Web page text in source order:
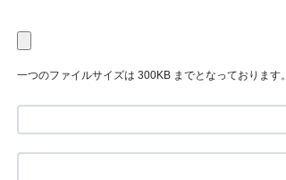
一つのファイルサイズは 300KB までとなっております。